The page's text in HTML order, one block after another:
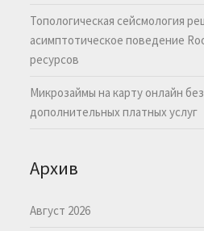
Топологическая сейсмология
асимптотическое поведение
ресурсов
Микрозаймы на карту онлайн
дополнительных платных услуг
Архив
Август 2026